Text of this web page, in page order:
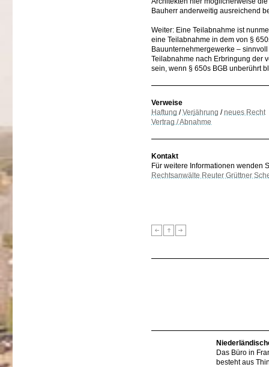
Bauherr anderweitig ausreichend
Weiter: Eine Teilabnahme ist
eine Teilabnahme in dem von §
Bauunternehmergewerke –
Teilabnahme nach Erbringung der
sein, wenn § 650s BGB unberührt
Verweise
Haftung /Verjährung /neues Recht
Vertrag / Abnahme
Kontakt
Für weitere Informationen wenden
Rechtsanwälte Reuter Grüttner
Das Büro in
besteht aus